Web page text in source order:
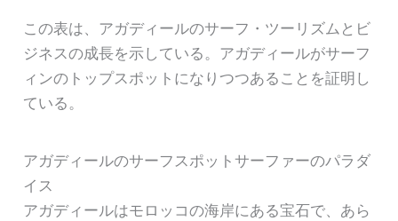
この表は、アガディールのサーフ・ツーリズムとビ
ジネスの成長を示している。アガディールがサーフ
ィンのトップスポットになりつつあることを証明し
ている。
アガディールのサーフスポットサーファーのパラダ
イス
アガディールはモロッコの海岸にある宝石で、あら